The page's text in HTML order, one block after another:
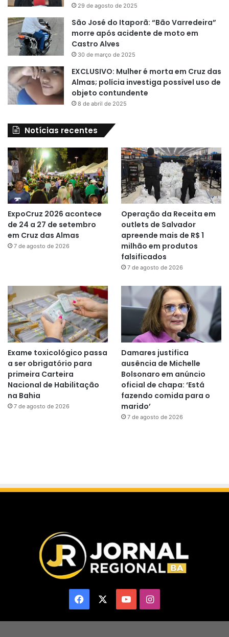
29 de agosto de 2025
São José do Itaporã: “Bão Varredeira”
morre após acidente de moto em
Castro Alves
30 de março de 2025
EXCLUSIVO: Mulher é morta em Cruz das
Almas; polícia investiga possível uso de
objeto contundente
8 de abril de 2025
Notícias recentes
ExpoCruz 2026 acontece
de 24 a 27 de setembro
em Cruz das Almas
7 de agosto de 2026
Operação da Receita em
outlets de Salvador
apreende mais de R$ 1
milhão em produtos
falsificados
7 de agosto de 2026
Exame toxicológico passa
a ser obrigatório para
primeira Carteira
Nacional de Habilitação
na Bahia
7 de agosto de 2026
Damares justifica
ausência de Michelle
Bolsonaro em anúncio
oficial de chapa: ‘Está
fazendo comida para o
marido’
7 de agosto de 2026
Facebook YouTubeInstagram